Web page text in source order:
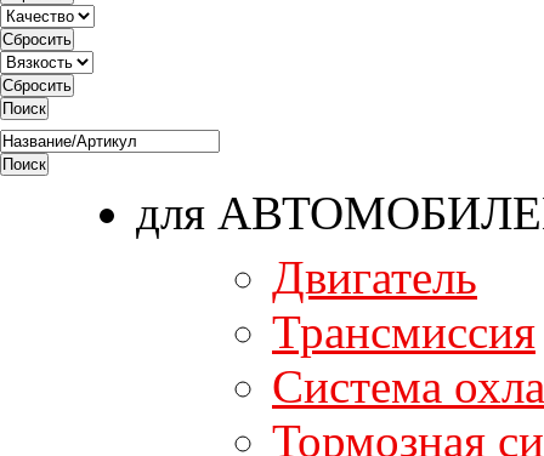
для
Двигатель
Трансмиссия
Система
Тормозная